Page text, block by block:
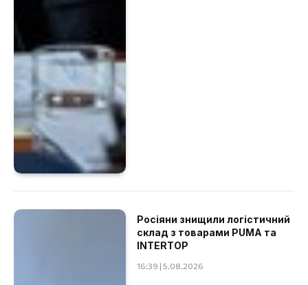
Росіяни знищили логістичний
склад з товарами PUMA та
INTERTOP
16:39 | 5.08.2026